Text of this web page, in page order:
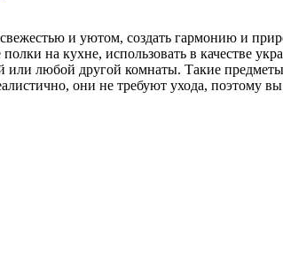
и уютом, создать гармонию и
на кухне, использовать в качестве
или любой другой комнаты. Такие
они не требуют ухода, поэтому